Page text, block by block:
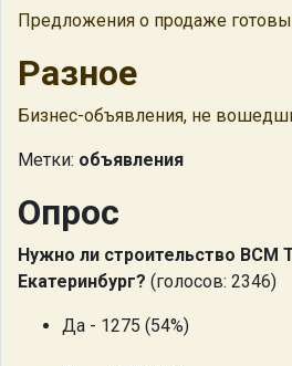
Предложения о продаже
Разное
Бизнес-объявления, не
Метки: объявления
Опрос
Нужно ли строительство ВСМ
Екатеринбург? (голосов: 2346)
Да - 1275 (54%)